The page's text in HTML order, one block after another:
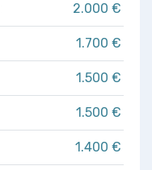
2.000 €
1.700 €
1.500 €
1.500 €
1.400 €